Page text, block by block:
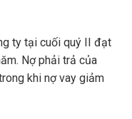
ty tại cuối quý II đạt
Nợ phải trả của
khi nợ vay giảm